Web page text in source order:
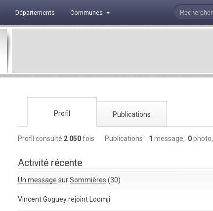
Départements Communes
Profil Publications
Profil consulté 2 050fois Publications : 1 message, 0photo,
Activité récente
Un message surSommières (30)
Vincent Goguey rejoint Loomji